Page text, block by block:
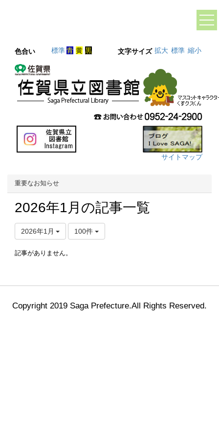
色合い 標準青 黄 黒 文字サイズ 拡大 標準 縮小
サイトマップ
重要なお知らせ
2026年1月の記事一覧
2026年1月 100件
記事がありません。
Copyright 2019 Saga Prefecture.All Rights Reserved.